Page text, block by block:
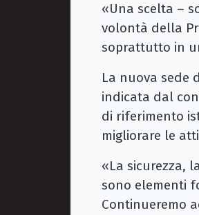
«Una scelta –
volontà della
soprattutto in
La nuova sede
indicata dal
di riferimento
migliorare le
«La sicurezza,
sono elementi
Continueremo